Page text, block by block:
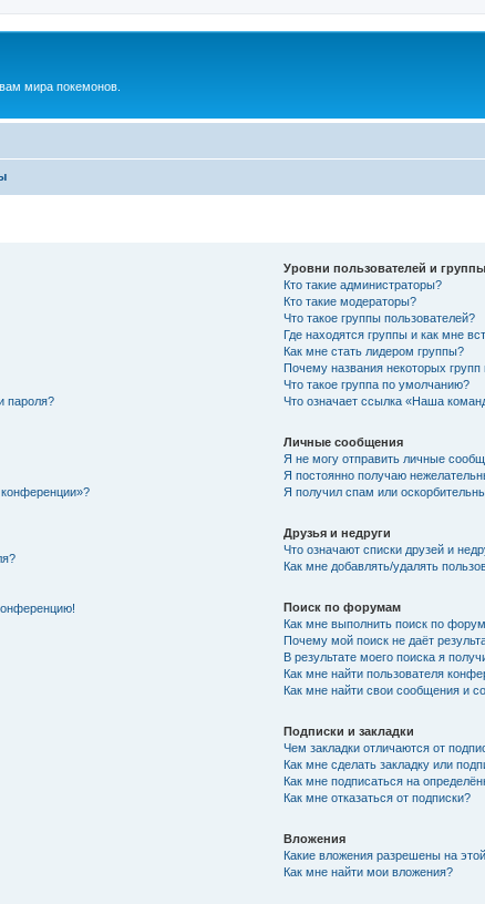
мира покемонов.
пароля?
Уровни пользователей и группы
Кто такие администраторы?
Кто такие модераторы?
Что такое группы пользователей?
Где находятся группы и как мне
Как мне стать лидером группы?
Почему названия некоторых
Что такое группа по умолчанию?
Что означает ссылка «Наша
Личные сообщения
Я не могу отправить личные
Я постоянно получаю
Я получил спам или
Друзья и недруги
Что означают списки друзей и
Как мне добавлять/удалять
Поиск по форумам
Как мне выполнить поиск по
Почему мой поиск не даёт
В результате моего поиска я
Как мне найти пользователя
Как мне найти свои сообщения и
Подписки и закладки
Чем закладки отличаются от
Как мне сделать закладку или
Как мне подписаться на
Как мне отказаться от подписки?
Вложения
Какие вложения разрешены на
Как мне найти мои вложения?